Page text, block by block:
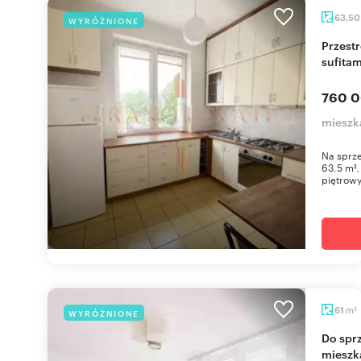
WYRÓŻNIONE 63,50
Przestronne 3-pokojowe mieszkanie z wysokimi
760
Na
63,5
WYRÓŻNIONE 61 m2
Do sprzedania komfortowe 3-pokojowe